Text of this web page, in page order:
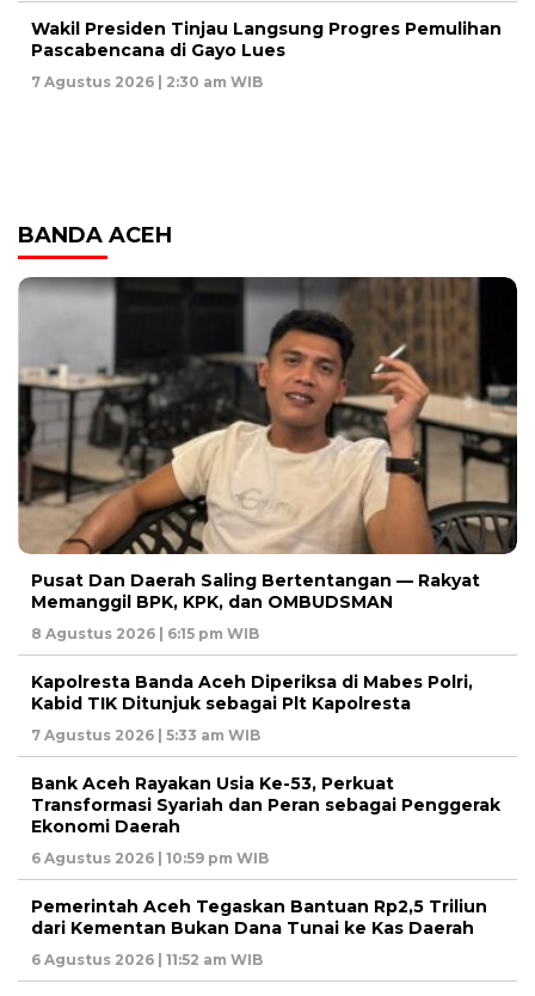
Wakil Presiden Tinjau Langsung Progres Pemulihan
Pascabencana di Gayo Lues
7 Agustus 2026 | 2:30 am WIB
BANDA ACEH
Pusat Dan Daerah Saling Bertentangan — Rakyat
Memanggil BPK, KPK, dan OMBUDSMAN
8 Agustus 2026 | 6:15 pm WIB
Kapolresta Banda Aceh Diperiksa di Mabes Polri,
Kabid TIK Ditunjuk sebagai Plt Kapolresta
7 Agustus 2026 | 5:33 am WIB
Bank Aceh Rayakan Usia Ke-53, Perkuat
Transformasi Syariah dan Peran sebagai Penggerak
Ekonomi Daerah
6 Agustus 2026 | 10:59 pm WIB
Pemerintah Aceh Tegaskan Bantuan Rp2,5 Triliun
dari Kementan Bukan Dana Tunai ke Kas Daerah
6 Agustus 2026 | 11:52 am WIB